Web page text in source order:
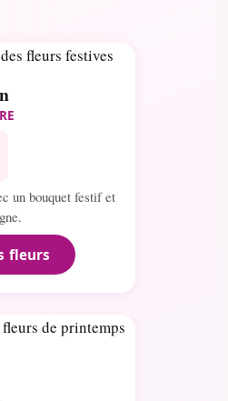
un bouquet festif et
fleurs